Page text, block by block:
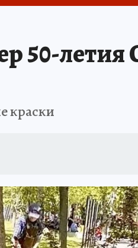
50-летия
краски